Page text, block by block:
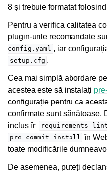
8 și trebuie formatat
Pentru a verifica calitatea
plugin-urile recomandate
config.yaml , iar
setup.cfg .
Cea mai simplă abordare
acestea este să instalați
configurație pentru ca
confirmate sunt sănătoase.
inclus în
requirements-
pre-commit install în
toate modificările
De asemenea, puteți